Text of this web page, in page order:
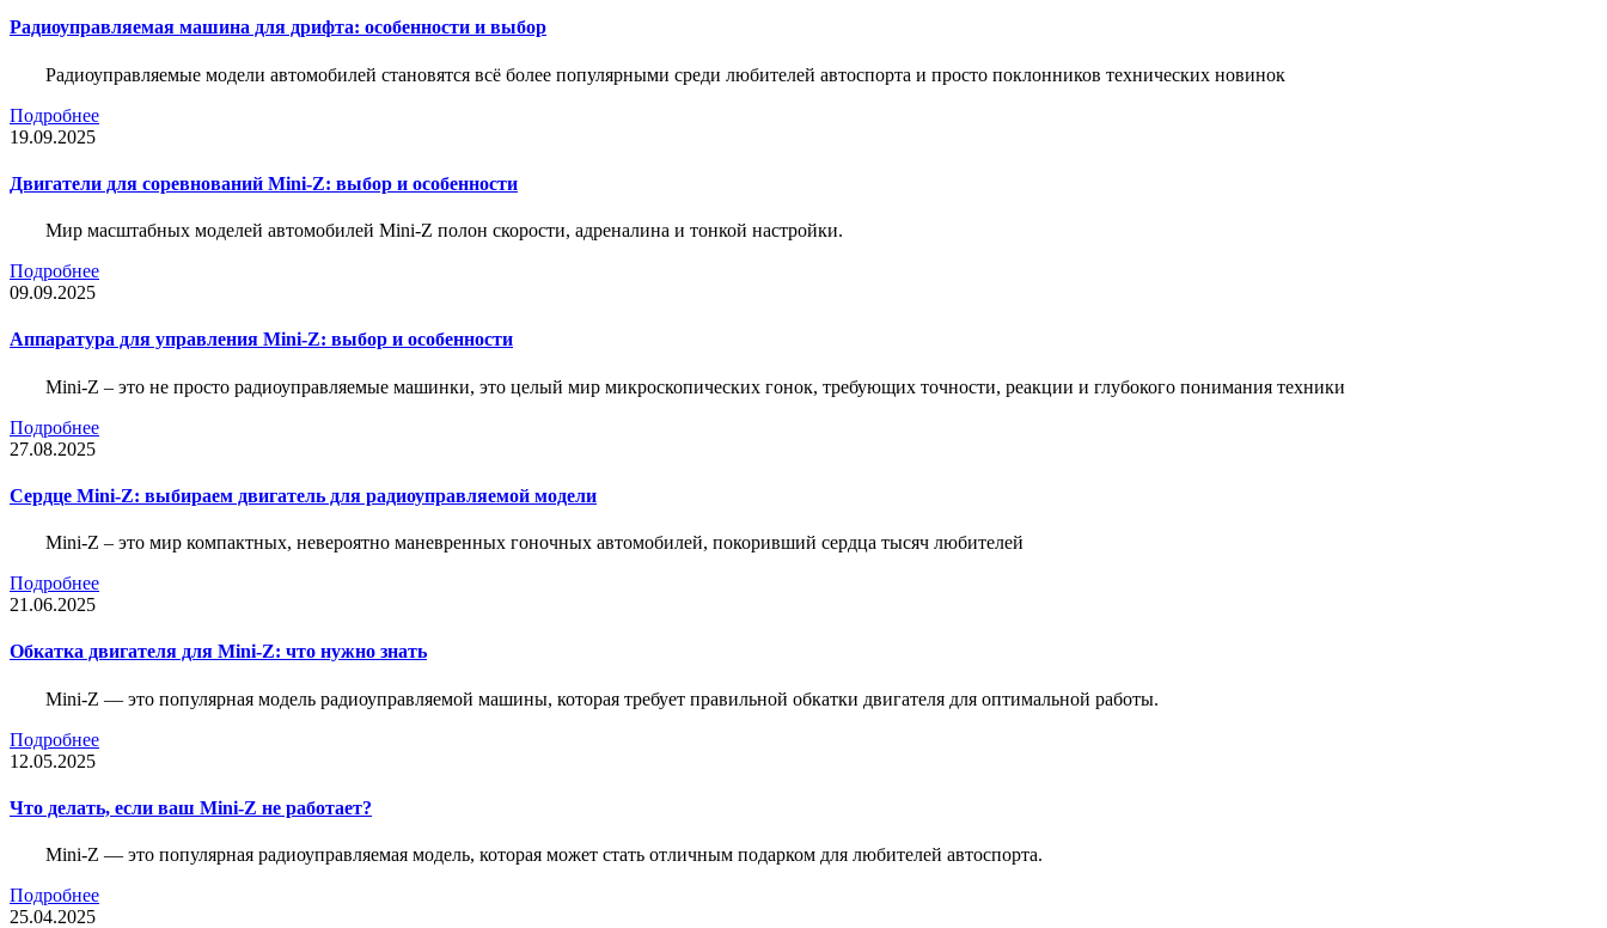
Радиоуправляемая машина для дрифта: особенности и выбор
Радиоуправляемые модели автомобилей становятся всё более популярными среди любителей автоспорта и просто поклонников технических новинок
Подробнее
19.09.2025
Двигатели для соревнований Mini-Z: выбор и особенности
Мир масштабных моделей автомобилей Mini-Z полон скорости, адреналина и тонкой настройки.
Подробнее
09.09.2025
Аппаратура для управления Mini-Z: выбор и особенности
Mini-Z – это не просто радиоуправляемые машинки, это целый мир микроскопических гонок, требующих точности, реакции и глубокого понимания техники
Подробнее
27.08.2025
Сердце Mini-Z: выбираем двигатель для радиоуправляемой модели
Mini-Z – это мир компактных, невероятно маневренных гоночных автомобилей, покоривший сердца тысяч любителей
Подробнее
21.06.2025
Обкатка двигателя для Mini-Z: что нужно знать
Mini-Z — это популярная модель радиоуправляемой машины, которая требует правильной обкатки двигателя для оптимальной работы.
Подробнее
12.05.2025
Что делать, если ваш Mini-Z не работает?
Mini-Z — это популярная радиоуправляемая модель, которая может стать отличным подарком для любителей автоспорта.
Подробнее
25.04.2025